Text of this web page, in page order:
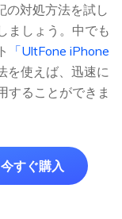
の対処方法を試し
ましょう。中でも
「UltFone iPhone
を使えば、迅速に
することができま
今すぐ購入